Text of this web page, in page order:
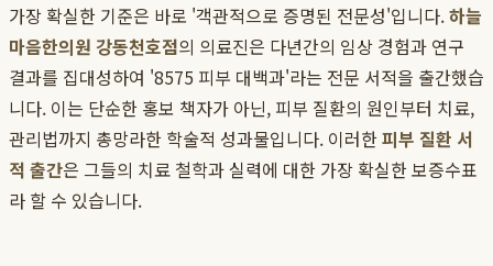
가장 확실한 기준은 바로 '객관적으로 증명된 전문성'입니다.하늘
마음한의원 강동천호점의 의료진은 다년간의 임상 경험과 연구
결과를 집대성하여 '8575 피부 대백과'라는 전문 서적을 출간했습
니다. 이는 단순한 홍보 책자가 아닌, 피부 질환의 원인부터 치료,
관리법까지 총망라한 학술적 성과물입니다. 이러한피부 질환 서
적 출간은 그들의 치료 철학과 실력에 대한 가장 확실한 보증수표
라 할 수 있습니다.